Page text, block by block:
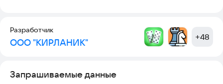
Разработчик
ООО "КИРЛАНИК" +48
Запрашиваемые данные